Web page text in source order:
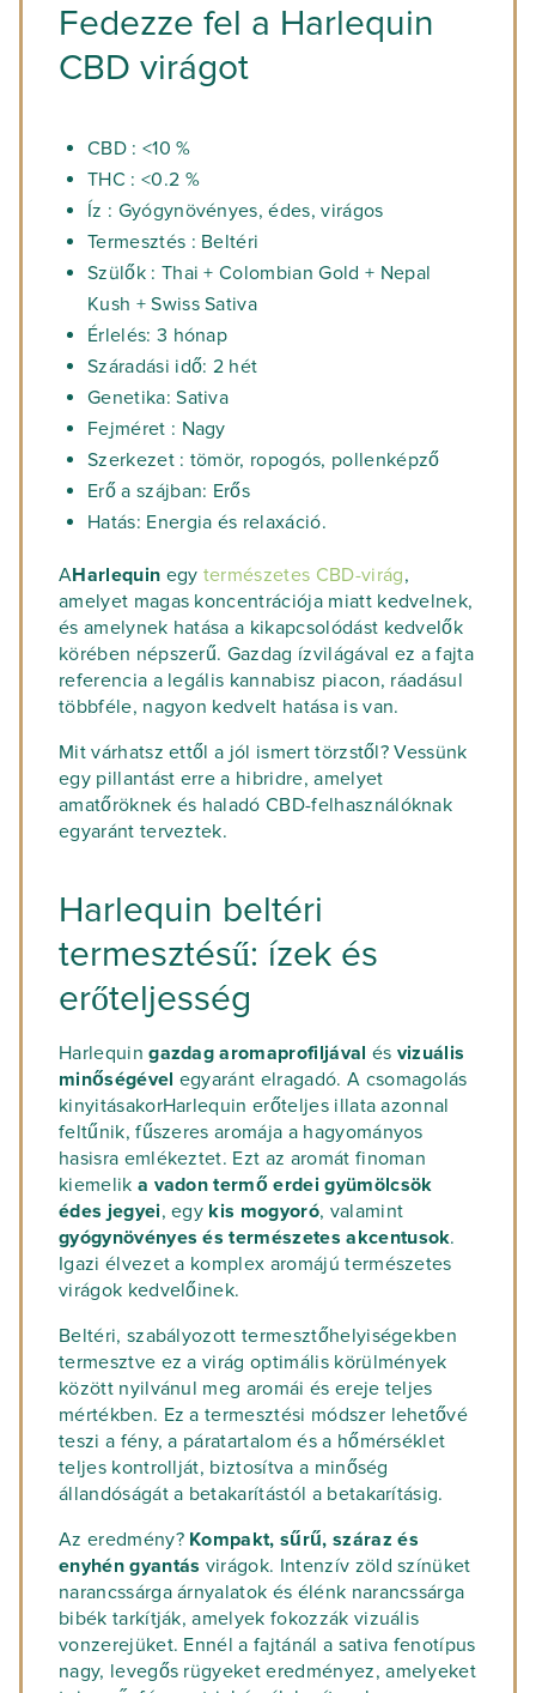
Fedezze fel a Harlequin
CBD virágot
CBD : <10 %
THC : <0.2 %
Íz : Gyógynövényes, édes, virágos
Termesztés : Beltéri
Szülők : Thai + Colombian Gold + Nepal
Kush + Swiss Sativa
Érlelés: 3 hónap
Száradási idő: 2 hét
Genetika: Sativa
Fejméret : Nagy
Szerkezet : tömör, ropogós, pollenképző
Erő a szájban: Erős
Hatás: Energia és relaxáció.
AHarlequin egy természetes CBD-virág,
amelyet magas koncentrációja miatt kedvelnek,
és amelynek hatása a kikapcsolódást kedvelők
körében népszerű. Gazdag ízvilágával ez a fajta
referencia a legális kannabisz piacon, ráadásul
többféle, nagyon kedvelt hatása is van.
Mit várhatsz ettől a jól ismert törzstől? Vessünk
egy pillantást erre a hibridre, amelyet
amatőröknek és haladó CBD-felhasználóknak
egyaránt terveztek.
Harlequin beltéri
termesztésű: ízek és
erőteljesség
Harlequingazdag aromaprofiljával és vizuális
minőségével egyaránt elragadó. A csomagolás
kinyitásakorHarlequin erőteljes illata azonnal
feltűnik, fűszeres aromája a hagyományos
hasisra emlékeztet. Ezt az aromát finoman
kiemelik a vadon termő erdei gyümölcsök
édes jegyei, egy kis mogyoró, valamint
gyógynövényes és természetes akcentusok.
Igazi élvezet a komplex aromájú természetes
virágok kedvelőinek.
Beltéri, szabályozott termesztőhelyiségekben
termesztve ez a virág optimális körülmények
között nyilvánul meg aromái és ereje teljes
mértékben. Ez a termesztési módszer lehetővé
teszi a fény, a páratartalom és a hőmérséklet
teljes kontrollját, biztosítva a minőség
állandóságát a betakarítástól a betakarításig.
Az eredmény? Kompakt, sűrű, száraz és
enyhén gyantás virágok. Intenzív zöld színüket
narancssárga árnyalatok és élénk narancssárga
bibék tarkítják, amelyek fokozzák vizuális
vonzerejüket. Ennél a fajtánál a sativa fenotípus
nagy, levegős rügyeket eredményez, amelyeket